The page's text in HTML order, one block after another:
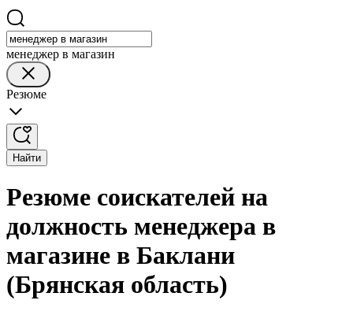
менеджер в магазин
Резюме
Найти
Резюме соискателей на
должность менеджера в
магазине в Баклани
(Брянская область)